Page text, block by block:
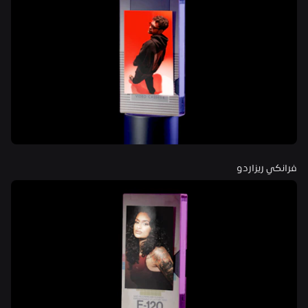
فرانكي ريزاردو